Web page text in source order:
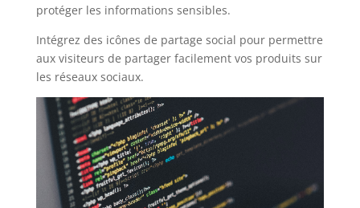
protéger les informations sensibles.
Intégrez des icônes de partage social pour permettre
aux visiteurs de partager facilement vos produits sur
les réseaux sociaux.